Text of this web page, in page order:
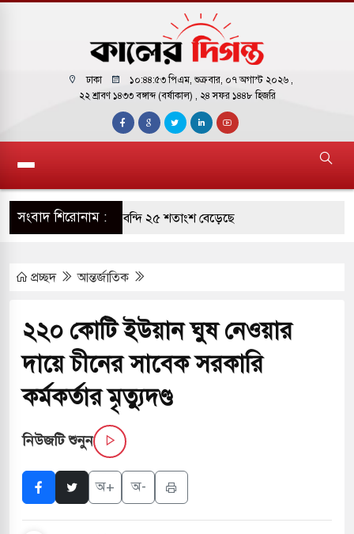
ঢাকা ১০:৪৪:৫৪ পিএম, শুক্রবার, ০৭ অগাস্ট ২০২৬ ,
২২ শ্রাবণ ১৪৩৩ বঙ্গাব্দ (বর্ষাকাল) , ২৪ সফর ১৪৪৮ হিজরি
সংবাদ শিরোনাম :
দক্ষিণ কোরিয়ার বন্দি ২৫ শতাংশ বেড়েছে
জুমার বয়ান ও নামাজ পড়াবেন দেওবন্দের
ছাড়লেন জনপ্রিয় ভারতীয় সাংবাদিক ময়ূখ রঞ্জন
অ্যারেস্ট আবেদন, বরগুনার এসআইয়ের বিরুদ্ধে
নতুন বাংলাদেশের পথচলার কেন্দ্র হবে: ড.
প্রচ্ছদ আন্তর্জাতিক
২২০ কোটি ইউয়ান ঘুষ নেওয়ার
দায়ে চীনের সাবেক সরকারি
কর্মকর্তার মৃত্যুদণ্ড
নিউজটি শুনুন
অ+ অ-